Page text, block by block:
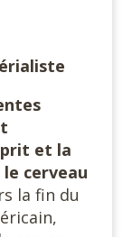
et la
cerveau
la fin du